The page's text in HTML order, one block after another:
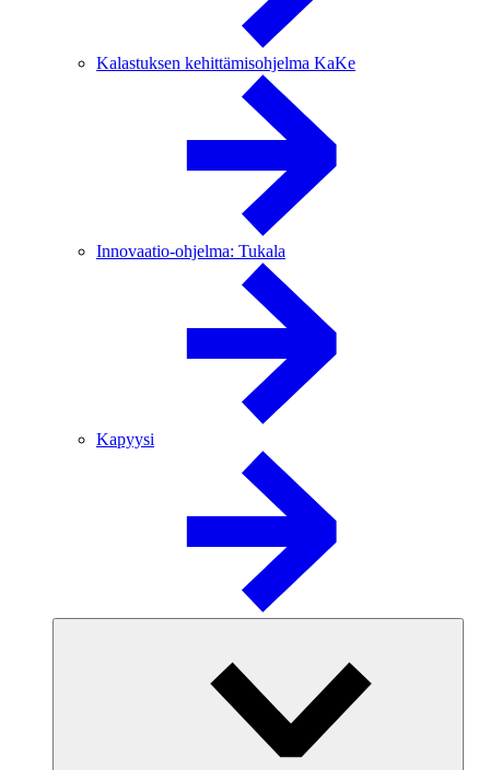
Kalastuksen kehittämisohjelma KaKe
Innovaatio-ohjelma: Tukala
Kapyysi